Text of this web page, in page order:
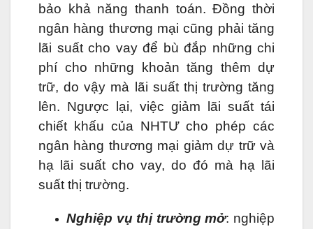
bảo khả năng thanh toán. Đồng thời
ngân hàng thương mại cũng phải tăng
lãi suất cho vay để bù đắp những chi
phí cho những khoản tăng thêm dự
trữ, do vậy mà lãi suất thị trường tăng
lên. Ngược lại, việc giảm lãi suất tái
chiết khấu của NHTƯ cho phép các
ngân hàng thương mại giảm dự trữ và
hạ lãi suất cho vay, do đó mà hạ lãi
suất thị trường.
Nghiệp vụ thị trường mở: nghiệp